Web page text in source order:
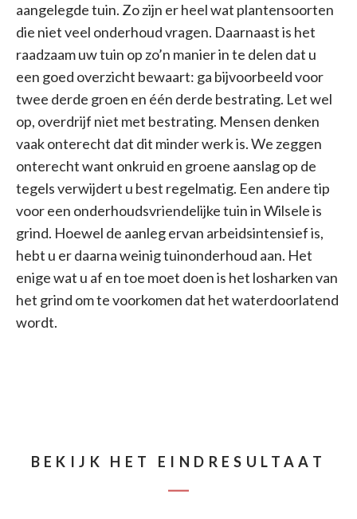
aangelegde tuin. Zo zijn er heel wat plantensoorten
die niet veel onderhoud vragen. Daarnaast is het
raadzaam uw tuin op zo’n manier in te delen dat u
een goed overzicht bewaart: ga bijvoorbeeld voor
twee derde groen en één derde bestrating. Let wel
op, overdrijf niet met bestrating. Mensen denken
vaak onterecht dat dit minder werk is. We zeggen
onterecht want onkruid en groene aanslag op de
tegels verwijdert u best regelmatig. Een andere tip
voor een onderhoudsvriendelijke tuin in Wilsele is
grind. Hoewel de aanleg ervan arbeidsintensief is,
hebt u er daarna weinig tuinonderhoud aan. Het
enige wat u af en toe moet doen is het losharken van
het grind om te voorkomen dat het waterdoorlatend
wordt.
BEKIJK HET EINDRESULTAAT